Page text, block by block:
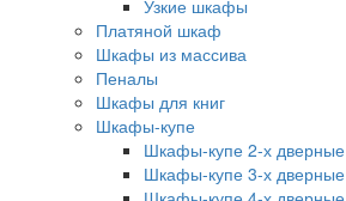
Узкие шкафы
Платяной шкаф
Шкафы из массива
Пеналы
Шкафы для книг
Шкафы-купе
Шкафы-купе 2-х дверные
Шкафы-купе 3-х дверные